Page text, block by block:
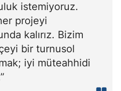
istemiyoruz.
projeyi
kalırız. Bizim
bir turnusol
iyi müteahhidi